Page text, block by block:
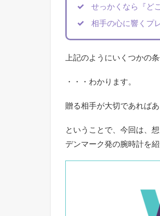
せっかくなら『ど
相手の心に響くプ
上記のようにいくつかの
・・・わかります。
贈る相手が大切であれば
ということで、今回は、
デンマーク発の腕時計を紹